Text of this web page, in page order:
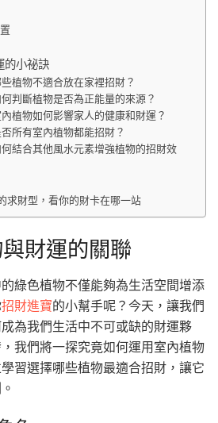
的小祕訣
植物不適合放在家裡招財？
判斷植物是否為正能量的來源？
植物如何影響家人的健康和財運？
所有室內植物都能招財？
何結合其他風水元素增強植物的招財效
求財型，看你的財卡在哪一站
財運的關聯
綠色植物不僅能夠為生活空間增添
招財進寶的小幫手呢？今天，讓我們
為我們生活中不可或缺的財運夥
我們將一探究竟如何運用室內植物
習選擇哪些植物最適合招財，讓它